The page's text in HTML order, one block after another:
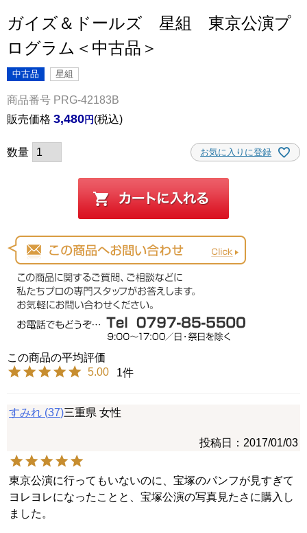
ガイズ＆ドールズ 星組 東京公演プ
ログラム＜中古品＞
中古品 星組
商品番号 PRG-42183B
販売価格 3,480 税込
お気に入りに登録
5.00 1
すみれ 37 三重県 女性
投稿日 2017/01/03
東京公演に行ってもいないのに、宝塚のパンフが見すぎて
ヨレヨレになったことと、宝塚公演の写真見たさに購入し
ました。